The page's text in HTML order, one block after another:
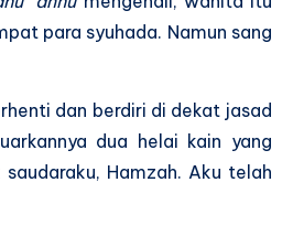
para syuhada. Namun sang
dan berdiri di dekat jasad
dua helai kain yang
Hamzah. Aku telah